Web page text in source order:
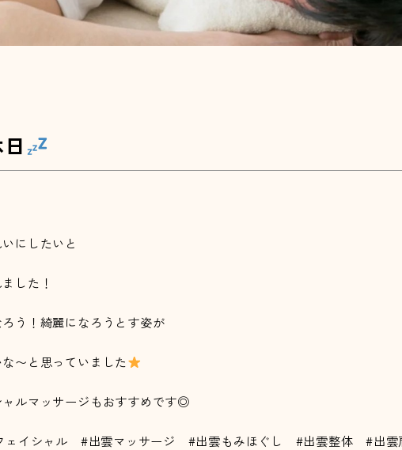
にしたいと
した！
う！綺麗になろうとす姿が
〜と思っていました
ルマッサージもおすすめです◎
ェイシャル #出雲マッサージ #出雲もみほぐし #出雲整体 #出